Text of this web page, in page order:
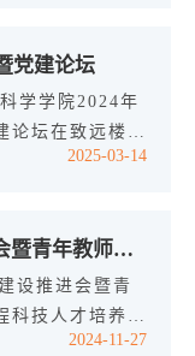
校重大改革事
等问题进行专题
目标与定位、人
党建论坛
学学院2024年
论坛在致远楼
记李静茹主持，
5名学生支部
依次进行述职，
取得的成效成
牌、当前...
2025-03-14
华罗庚数学科技英才班建设推进会暨青年教师参与数学拔尖人才和卓越工程科技人才培养新模式研讨会在华罗庚纪念馆顺利举行
设推进会暨青
科技人才培养新
罗庚纪念馆顺利
2024-11-27